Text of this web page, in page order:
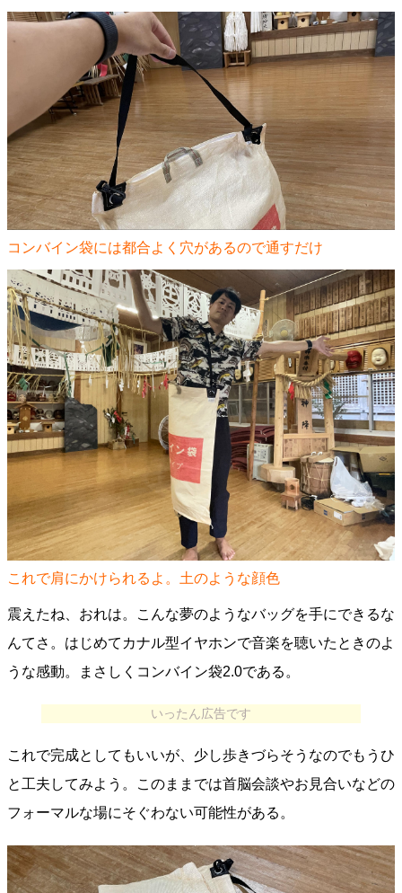
コンバイン袋には都合よく穴があるので通すだけ
これで肩にかけられるよ。土のような顔色
震えたね、おれは。こんな夢のようなバッグを手にできるな
んてさ。はじめてカナル型イヤホンで音楽を聴いたときのよ
うな感動。まさしくコンバイン袋2.0である。
いったん広告です
これで完成としてもいいが、少し歩きづらそうなのでもうひ
と工夫してみよう。このままでは首脳会談やお見合いなどの
フォーマルな場にそぐわない可能性がある。